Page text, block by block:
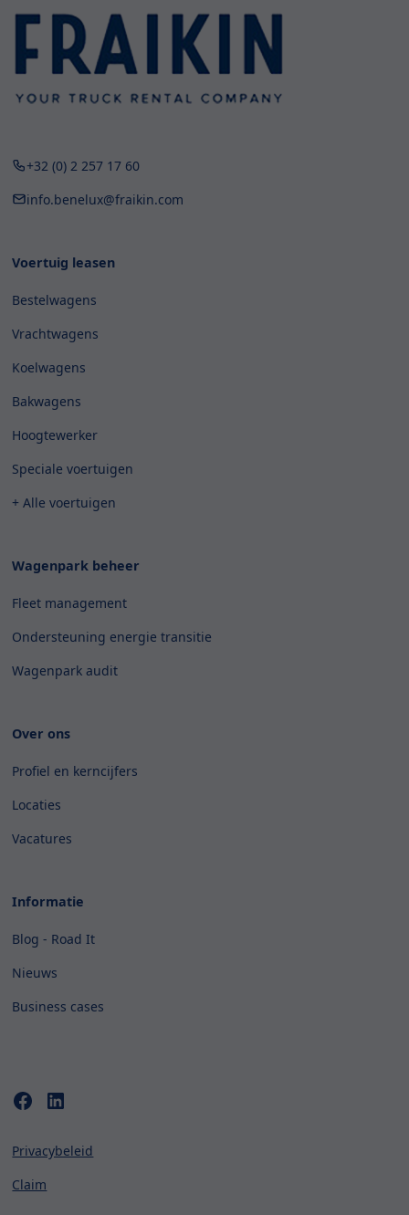
+32 (0) 2 257 17 60
info.benelux@fraikin.com
Voertuig leasen
Bestelwagens
Vrachtwagens
Koelwagens
Bakwagens
Hoogtewerker
Speciale voertuigen
+ Alle voertuigen
Wagenpark beheer
Fleet management
Ondersteuning energie transitie
Wagenpark audit
Over ons
Profiel en kerncijfers
Locaties
Vacatures
Informatie
Blog - Road It
Nieuws
Business cases
Privacybeleid
Claim